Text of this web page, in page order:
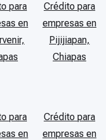
para
en
Crédito para
empresas en
Pijijiapan,
Chiapas
para
en
Crédito para
empresas en